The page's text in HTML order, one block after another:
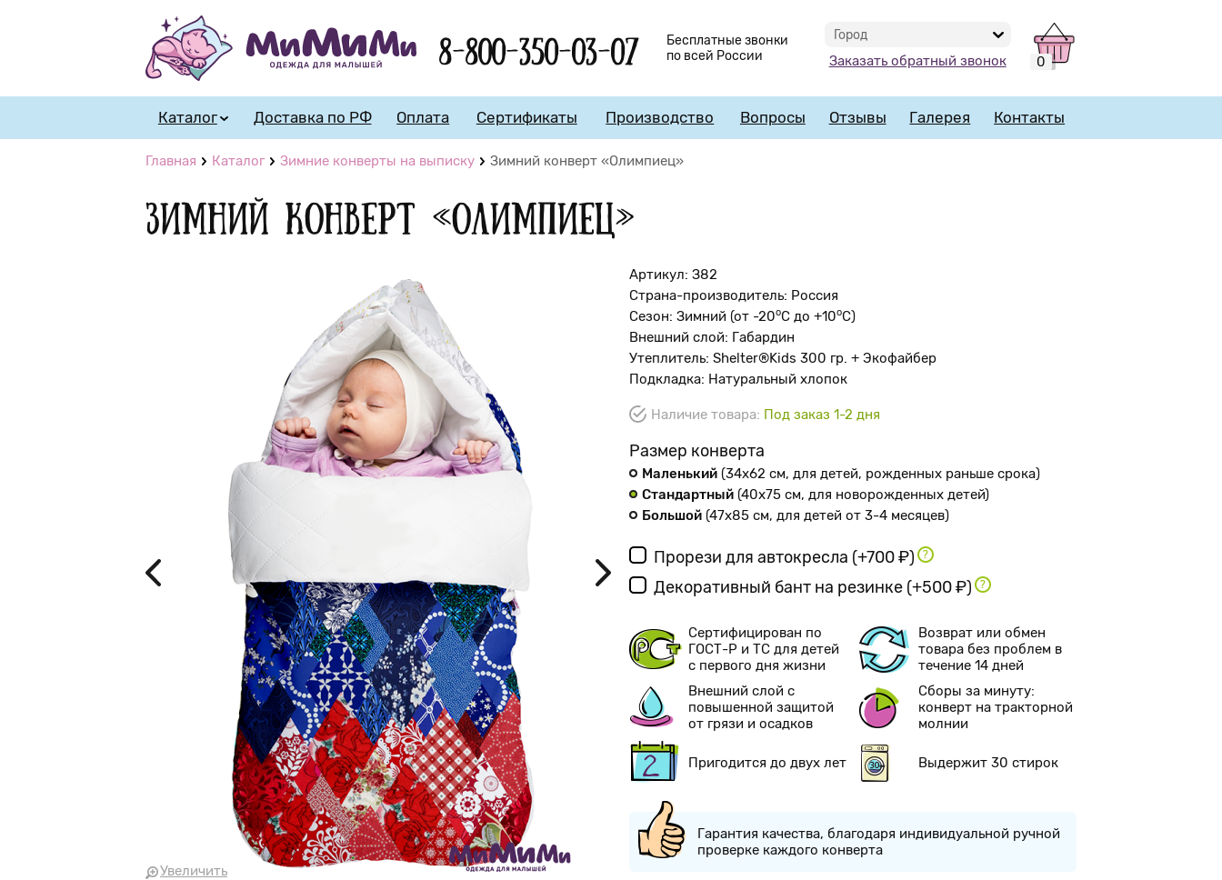
8-800-350-03-07
Бесплатные звонки
по всей России
Город
Заказать обратный звонок 0
Каталог Доставка по РФ Оплата Сертификаты Производство Вопросы Отзывы Галерея Контакты
Главная Каталог Зимние конверты на выписку Зимний конверт «Олимпиец»
Зимний конверт «Олимпиец»
Увеличить
Артикул: З82
Страна-производитель: Россия
Сезон: Зимний (от -20оС до +10oС)
Внешний слой: Габардин
Утеплитель: Shelter®Kids 300 гр. + Экофайбер
Подкладка: Натуральный хлопок
Наличие товара: Под заказ 1-2 дня
Размер конверта
Маленький (34х62 см, для детей, рожденных раньше срока)
Стандартный (40х75 см, для новорожденных детей)
Большой (47х85 см, для детей от 3-4 месяцев)
Прорези для автокресла (+700 ₽)
Декоративный бант на резинке (+500 ₽)
Сертифицирован по
ГОСТ-Р и ТС для детей
с первого дня жизни
Возврат или обмен
товара без проблем в
течение 14 дней
Внешний слой с
повышенной защитой
от грязи и осадков
Сборы за минуту:
конверт на тракторной
молнии
Пригодится до двух лет Выдержит 30 стирок
Гарантия качества, благодаря индивидуальной ручной
проверке каждого конверта